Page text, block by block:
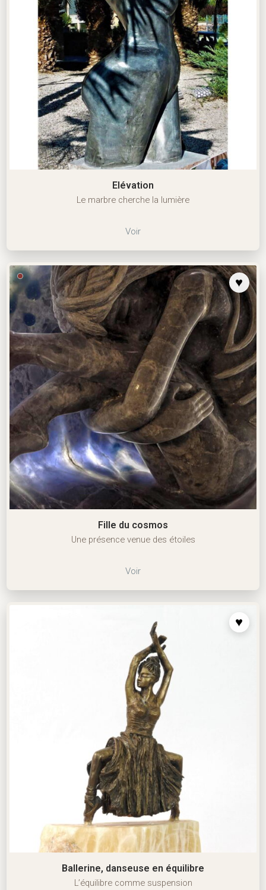
Elévation
Le marbre cherche la lumière
Voir
Fille du cosmos
Une présence venue des étoiles
Voir
Ballerine, danseuse en équilibre
L’équilibre comme suspension